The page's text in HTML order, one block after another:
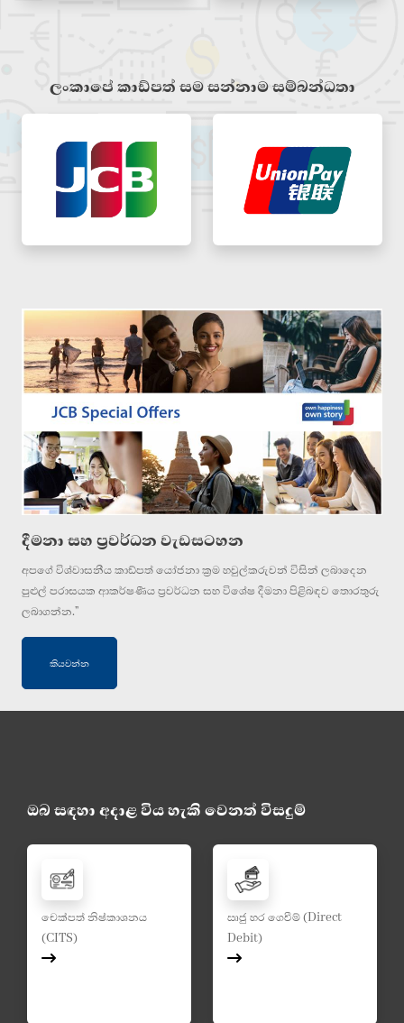
ලංකාපේ කාඩ්පත් සම සන්නාම සම්බන්ධතා
දීමනා සහ ප්‍රවර්ධන වැඩසටහන
අපගේ විශ්වාසනීය කාඩ්පත් යෝජනා ක්‍රම හවුල්කරුවන් විසින් ලබාදෙන
පුළුල් පරාසයක ආකර්ෂණීය ප්‍රවර්ධන සහ විශේෂ දීමනා පිළිබඳව තොරතුරු
ලබාගන්න.”
කියවන්න
ඔබ සඳහා අදාළ විය හැකි වෙනත් විසදුම්
චෙක්පත් නිෂ්කාශනය
(CITS)
ඍජු හර ගෙවීම් (Direct
Debit)